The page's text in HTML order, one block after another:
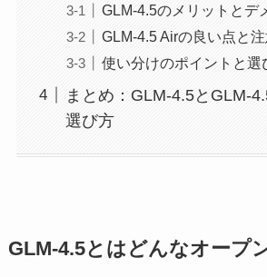
GLM‑4.5のメリットとデ
GLM‑4.5 Airの良い点と
使い分けのポイントと選
まとめ：GLM‑4.5と
選び方
GLM‑4.5とはどんなオープ